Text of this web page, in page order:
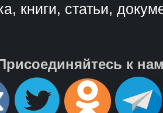
книги, статьи,
к